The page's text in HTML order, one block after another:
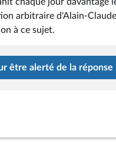
chaque jour davantage
arbitraire d'Alain-
à ce sujet.
être alerté de la réponse